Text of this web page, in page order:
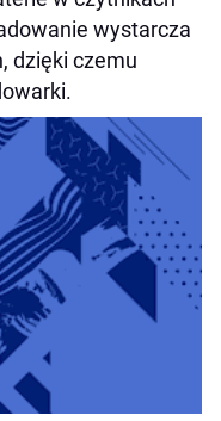
wystarcza
dzięki czemu